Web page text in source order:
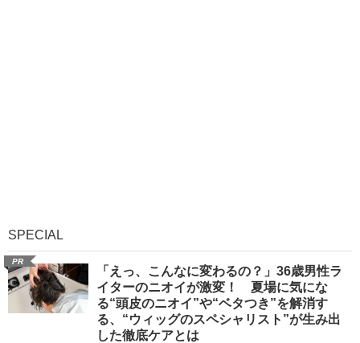
SPECIAL
PR
「えっ、こんなに変わるの？」36歳男性ラ
イターのニオイが激変！ 夏場に気にな
る“頭皮のニオイ”や“ベタつき”を解消す
る、“ウィッグのスペシャリスト”が生み出
した徹底ケアとは